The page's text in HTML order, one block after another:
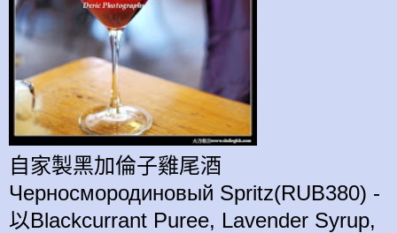
自家製黑加倫子雞尾酒
Черносмородиновый Spritz(RUB380) -
以Blackcurrant Puree, Lavender Syrup,